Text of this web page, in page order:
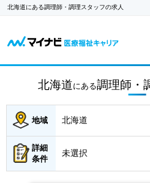
北海道にある調理師・調理スタッフの求人
北海道にある調理師・
地域 北海道
詳細
条件
未選択